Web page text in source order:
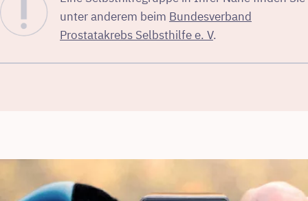
unter anderem beim Bundesverband
Prostatakrebs Selbsthilfe e. V.